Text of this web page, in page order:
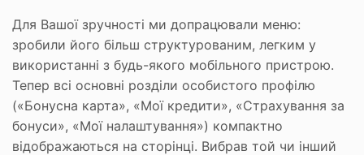
Для Вашої зручності ми допрацювали меню:
зробили його більш структурованим, легким у
використанні з будь-якого мобільного пристрою.
Тепер всі основні розділи особистого профілю
(«Бонусна карта», «Мої кредити», «Страхування за
бонуси», «Мої налаштування») компактно
відображаються на сторінці. Вибрав той чи інший